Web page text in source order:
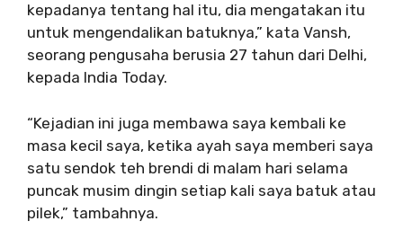
kepadanya tentang hal itu, dia mengatakan itu
untuk mengendalikan batuknya,” kata Vansh,
seorang pengusaha berusia 27 tahun dari Delhi,
kepada India Today.
“Kejadian ini juga membawa saya kembali ke
masa kecil saya, ketika ayah saya memberi saya
satu sendok teh brendi di malam hari selama
puncak musim dingin setiap kali saya batuk atau
pilek,” tambahnya.